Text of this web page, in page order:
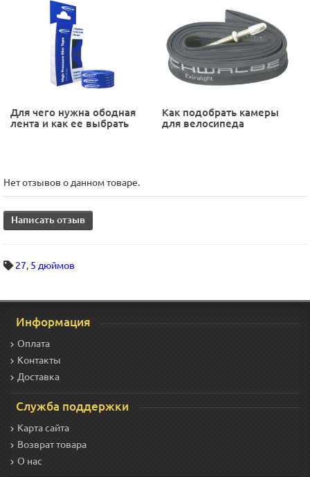
Для чего нужна ободная
лента и как ее выбрать
Как подобрать камеры
для велосипеда
Нет отзывов о данном товаре.
Написать отзыв
27, 5 дюймов
Информация
Оплата
Контакты
Доставка
Служба поддержки
Карта сайта
Возврат товара
О нас